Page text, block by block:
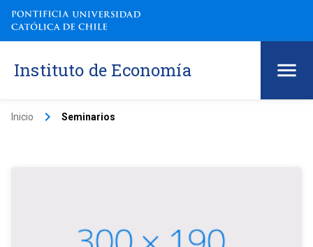
Instituto de Economía
Inicio keyboard_arrow_right Seminarios